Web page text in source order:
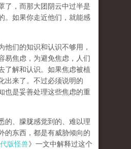
了，而那大团阴云中过半是
。如果你走近他们，就能感
他们的知识和认识不够用，
易焦虑，为避免焦虑，人们
了解和认识。如果焦虑被植
出来了。不过必须说明的
也是妥善处理这些焦虑的重
的、朦胧感觉到的、难以理
的东西，都是有威胁倾向的
版怪兽》一文中解释过这个